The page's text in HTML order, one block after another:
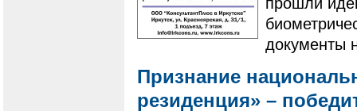
документы
Признание
резиденция» –